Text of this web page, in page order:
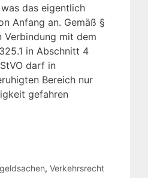
das eigentlich
Anfang an. Gemäß §
Verbindung mit dem
in Abschnitt 4
darf in
Bereich nur
gefahren
, Verkehrsrecht